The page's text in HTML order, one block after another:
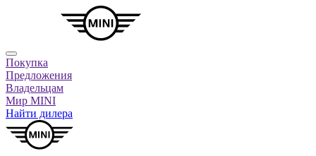
Покупка
Предложения
Владельцам
Мир MINI
Найти дилера